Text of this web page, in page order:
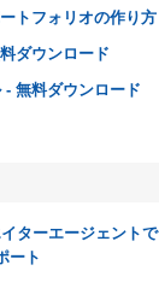
トフォリオの作り方
ダウンロード
無料ダウンロード
ターエージェントで
ート